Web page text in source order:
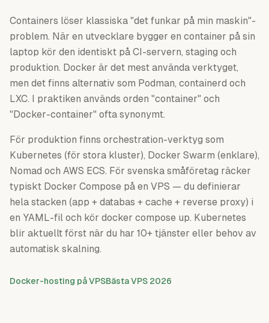
Containers löser klassiska "det funkar på min maskin"-
problem. När en utvecklare bygger en container på sin
laptop kör den identiskt på CI-servern, staging och
produktion. Docker är det mest använda verktyget,
men det finns alternativ som Podman, containerd och
LXC. I praktiken används orden "container" och
"Docker-container" ofta synonymt.
För produktion finns orchestration-verktyg som
Kubernetes (för stora kluster), Docker Swarm (enklare),
Nomad och AWS ECS. För svenska småföretag räcker
typiskt Docker Compose på en VPS — du definierar
hela stacken (app + databas + cache + reverse proxy) i
en YAML-fil och kör docker compose up. Kubernetes
blir aktuellt först när du har 10+ tjänster eller behov av
automatisk skalning.
Docker-hosting på VPSBästa VPS 2026